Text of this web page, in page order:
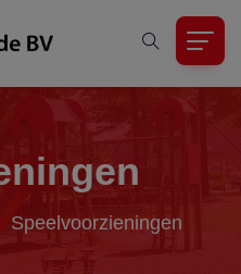
Speelvoorzieningen